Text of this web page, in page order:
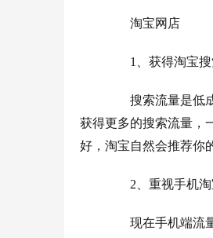
淘宝网店
1、获得淘宝搜
搜索流量是低成
获得更多的搜索流量，
好，淘宝自然会推荐你
2、重视手机淘
现在手机端流量